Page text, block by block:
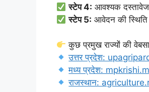
स्टेप 4: आवश्यक
स्टेप 5: आवेदन की
कुछ प्रमुख राज्यों की
उत्तर प्रदेश:
मध्य प्रदेश:
राजस्थान: